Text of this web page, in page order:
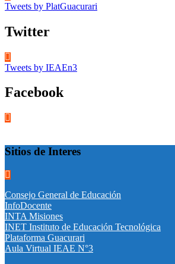
Tweets by PlatGuacurari
Twitter
Tweets by IEAEn3
Facebook
Sitios de Interes
Consejo General de Educación
InfoDocente
INTA Misiones
INET Instituto de Educación Tecnológica
Plataforma Guacurari
Aula Virtual IEAE N°3